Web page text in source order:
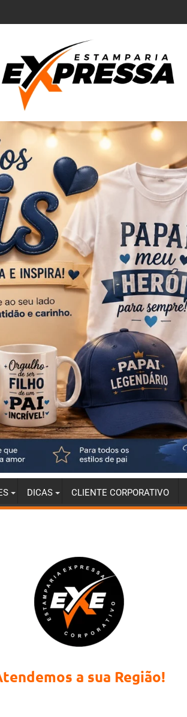
DICAS CLIENTE CORPORATIVO
a sua Região!